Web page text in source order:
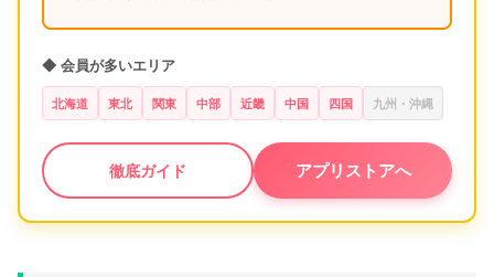
◆ 会員が多いエリア
北海道 東北 関東 中部 近畿 中国 四国 九州・沖縄
徹底ガイド アプリストアへ